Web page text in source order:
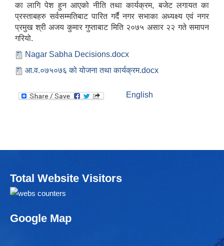
का लागि पेश हुन आएको नीति तथा कार्यक्रम, बजेट लगायत का
प्रस्ताबहरु सर्वसम्मतिबाट पारित गर्दै नगर सभाका अध्यक्ष्य एवं नगर
प्रमुख श्री अजय कुमार गुप्ताबाट मिति २०७५ असार २२ गते समापन
गरियो.
Nagar Sabha Decisions.docx
आ.व.०७५०७६ को योजना तथा कार्यक्रम.docx
English
Total Website Visitors
Google Map